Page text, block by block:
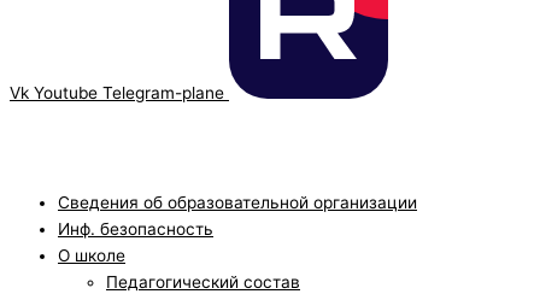
Vk Youtube Telegram-plane
Сведения об образовательной организации
Инф. безопасность
О школе
Педагогический состав